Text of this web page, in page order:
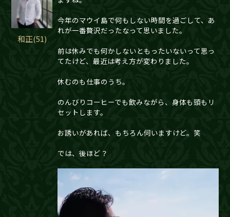
和正(51)
今年のマウイ島で何もしない時間を過ごして、あ
れが一番贅沢だったなって思いました。
前は休みでも何かしないともったいないって思っ
てたけど、最近は考え方が変わりました。
休むのも仕事のうち。
のんびりコーヒーでも飲みながら、身体も頭もリ
セットします。
お誘いがあれば、もちろん伺いますけど。笑
では、後ほど？